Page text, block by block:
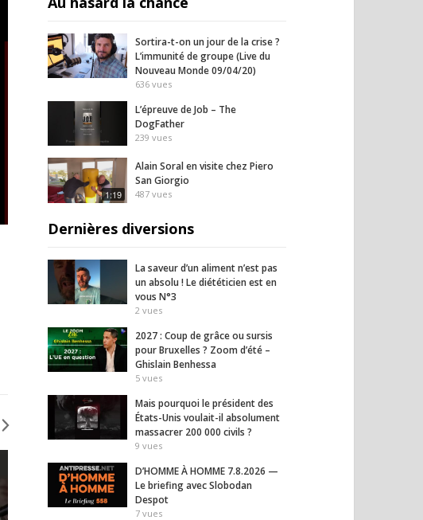
Sortira-t-on un jour de la crise ?
L’immunité de groupe (Live du
Nouveau Monde 09/04/20)
636 vues
L’épreuve de Job – The
DogFather
239 vues
1:19
Alain Soral en visite chez Piero
San Giorgio
487 vues
Dernières diversions
La saveur d’un aliment n’est pas
un absolu ! Le diététicien est en
vous N°3
2 vues
2027 : Coup de grâce ou sursis
pour Bruxelles ? Zoom d’été –
Ghislain Benhessa
5 vues
Mais pourquoi le président des
États-Unis voulait-il absolument
massacrer 200 000 civils ?
9 vues
D’HOMME À HOMME 7.8.2026 —
Le briefing avec Slobodan
Despot
7 vues